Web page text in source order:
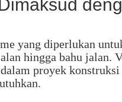
yang diperlukan
hingga bahu jalan.
proyek